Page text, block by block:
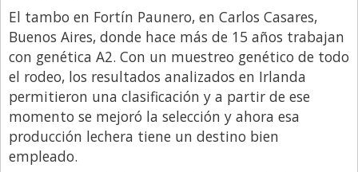
El tambo en Fortín Paunero, en Carlos Casares,
Buenos Aires, donde hace más de 15 años trabajan
con genética A2. Con un muestreo genético de todo
el rodeo, los resultados analizados en Irlanda
permitieron una clasificación y a partir de ese
momento se mejoró la selección y ahora esa
producción lechera tiene un destino bien
empleado.